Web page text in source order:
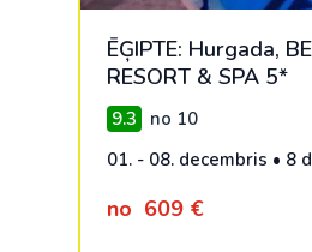
ĒĢIPTE: Hurgada,
RESORT & SPA 5*
9.3 no 10
01. - 08. decembris • 8
no 609 €